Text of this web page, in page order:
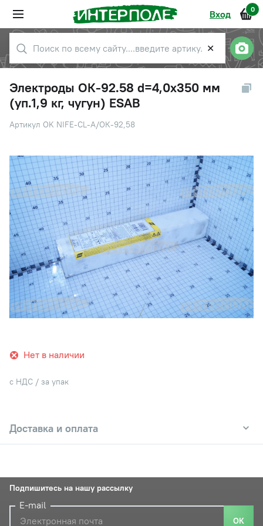
Вход 0
✕
Электроды ОК-92.58 d=4,0х350 мм
(уп.1,9 кг, чугун) ESAB
Артикул OK NIFE-CL-A/ОК-92,58
Нет в наличии
с НДС / за упак
Доставка и оплата
Подпишитесь на нашу рассылку
E-mail
ОК